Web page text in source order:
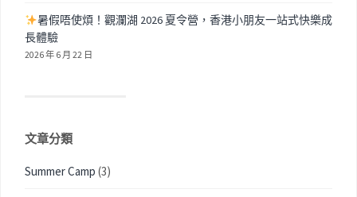
暑假唔使煩！觀瀾湖 2026 夏令營，香港小朋友一站式快樂成
長體驗
2026 年 6 月 22 日
文章分類
Summer Camp (3)